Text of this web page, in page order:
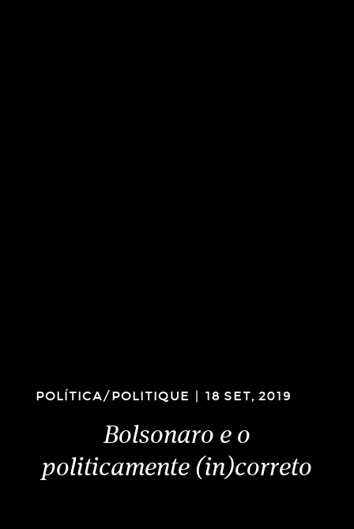
POLÍTICA/POLITIQUE | 18 SET, 2019
Bolsonaro e o
politicamente (in)correto